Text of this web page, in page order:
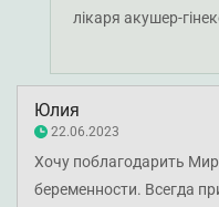
спокоен. Искренне
лікаря акушер-
дуже приємно, що
лише приємні
Юлия
22.06.2023
Хочу поблагодарить
беременности. Всегда